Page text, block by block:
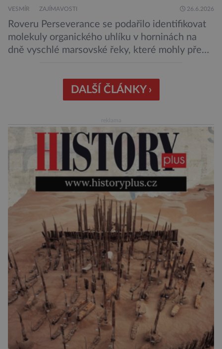
VESMÍR ZAJÍMAVOSTI 26.6.2026
Roveru Perseverance se podařilo identifikovat
molekuly organického uhlíku v horninách na
dně vyschlé marsovské řeky, které mohly před
Měření provedená přístrojem Sherloc,
umístěném na roveru Perseverance,
výchozů, což jsou vyhaslé podzemní lávové
proudy vystupující na povrch, sopky […]
DALŠÍ ČLÁNKY ›